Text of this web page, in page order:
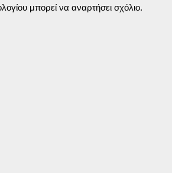
μπορεί να αναρτήσει σχόλιο.